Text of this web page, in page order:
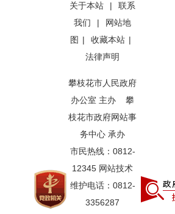
关于本站 |
联系
我们
|
网站地
图 | 收藏本站 |
法律声明
攀枝花市人民政府
办公室 主办 攀
枝花市政府网站事
务中心 承办
市民热线：0812-
12345 网站技术
维护电话：0812-
3356287